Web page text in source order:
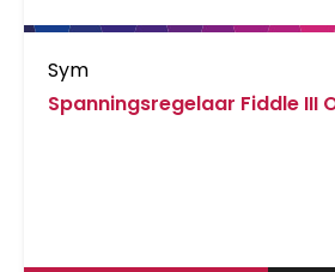
Sym
Spanningsregelaar Fiddle III